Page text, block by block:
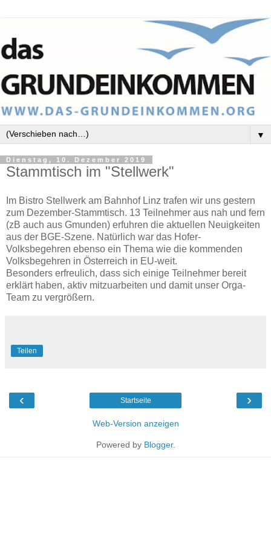
▼
Dienstag, 10. Dezember 2019
Stammtisch im "Stellwerk"
Im Bistro Stellwerk am Bahnhof Linz trafen wir uns gestern
zum Dezember-Stammtisch. 13 Teilnehmer aus nah und fern
(zB auch aus Gmunden) erfuhren die aktuellen Neuigkeiten
aus der BGE-Szene. Natürlich war das Hofer-
Volksbegehren ebenso ein Thema wie die kommenden
Volksbegehren in Österreich in EU-weit.
Besonders erfreulich, dass sich einige Teilnehmer bereit
erklärt haben, aktiv mitzuarbeiten und damit unser Orga-
Team zu vergrößern.
Teilen
‹ ›
Startseite
Web-Version anzeigen
Powered by Blogger.